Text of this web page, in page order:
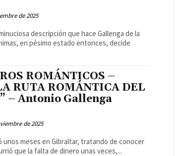
de 2025
descripción que hace Gallenga de la
en pésimo estado entonces, decide
ROMÁNTICOS –
RUTA ROMÁNTICA DEL
– Antonio Gallenga
de 2025
unos meses en Gibraltar, tratando de conocer
que la falta de dinero unas veces,...